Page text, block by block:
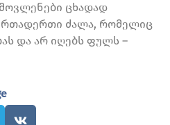
ცხადად
ძალა, რომელიც
და არ იღებს ფულს –